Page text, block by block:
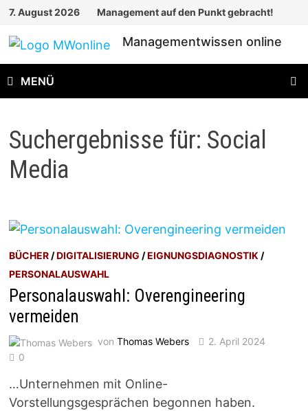
Zum
springen
7. August 2026 Management auf den Punkt gebracht!
Managementwissen online
MENÜ
Suchergebnisse für: Social
Media
BÜCHER /DIGITALISIERUNG /EIGNUNGSDIAGNOSTIK /
PERSONALAUSWAHL
Personalauswahl: Overengineering
vermeiden
vonThomas Webers
2. April 2024
0
…Unternehmen mit Online-
Vorstellungsgesprächen begonnen haben.